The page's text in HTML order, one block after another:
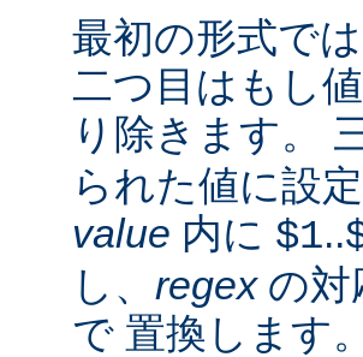
最初の形式で
二つ目はもし
り除きます。
られた値に設
value 内に $1..
し、 regexの対
で 置換します。